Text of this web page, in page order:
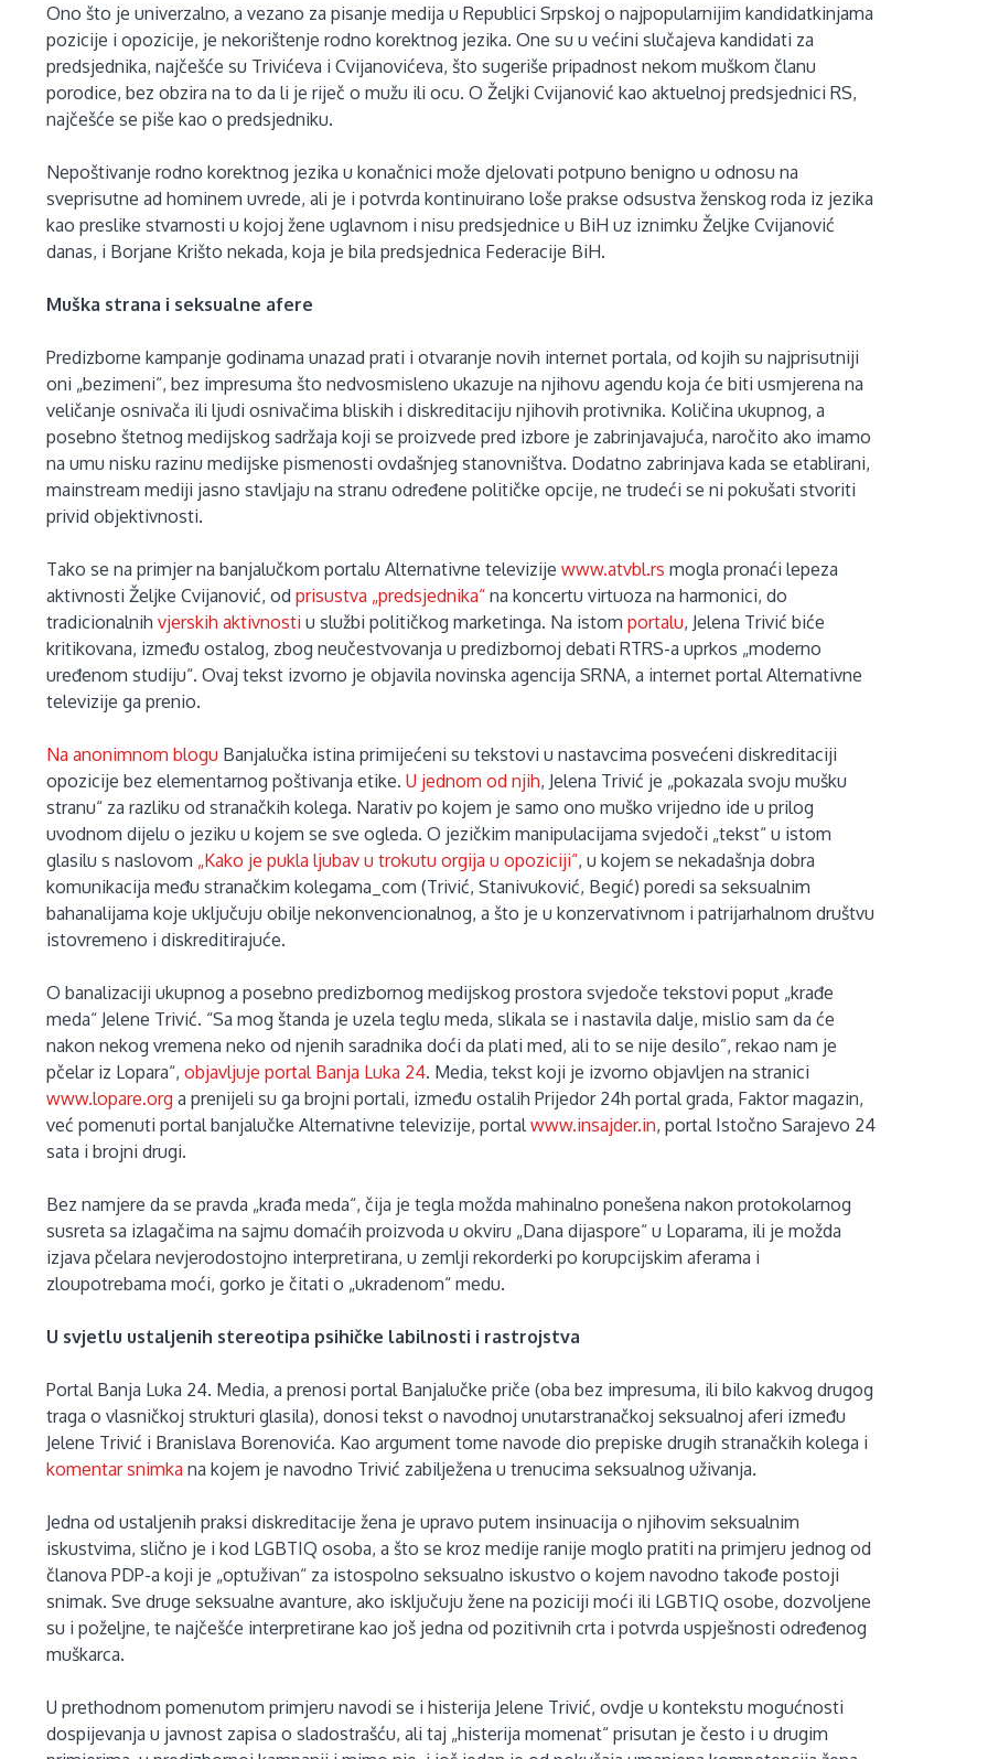
Ono što je univerzalno, a vezano za pisanje medija u Republici Srpskoj o najpopularnijim kandidatkinjama
pozicije i opozicije, je nekorištenje rodno korektnog jezika. One su u većini slučajeva kandidati za
predsjednika, najčešće su Trivićeva i Cvijanovićeva, što sugeriše pripadnost nekom muškom članu
porodice, bez obzira na to da li je riječ o mužu ili ocu. O Željki Cvijanović kao aktuelnoj predsjednici RS,
najčešće se piše kao o predsjedniku.
Nepoštivanje rodno korektnog jezika u konačnici može djelovati potpuno benigno u odnosu na
sveprisutne ad hominem uvrede, ali je i potvrda kontinuirano loše prakse odsustva ženskog roda iz jezika
kao preslike stvarnosti u kojoj žene uglavnom i nisu predsjednice u BiH uz iznimku Željke Cvijanović
danas, i Borjane Krišto nekada, koja je bila predsjednica Federacije BiH.
Muška strana i seksualne afere
Predizborne kampanje godinama unazad prati i otvaranje novih internet portala, od kojih su najprisutniji
oni „bezimeni“, bez impresuma što nedvosmisleno ukazuje na njihovu agendu koja će biti usmjerena na
veličanje osnivača ili ljudi osnivačima bliskih i diskreditaciju njihovih protivnika. Količina ukupnog, a
posebno štetnog medijskog sadržaja koji se proizvede pred izbore je zabrinjavajuća, naročito ako imamo
na umu nisku razinu medijske pismenosti ovdašnjeg stanovništva. Dodatno zabrinjava kada se etablirani,
mainstream mediji jasno stavljaju na stranu određene političke opcije, ne trudeći se ni pokušati stvoriti
privid objektivnosti.
Tako se na primjer na banjalučkom portalu Alternativne televizijewww.atvbl.rs mogla pronaći lepeza
aktivnosti Željke Cvijanović, odprisustva „predsjednika“ na koncertu virtuoza na harmonici, do
tradicionalnihvjerskih aktivnosti u službi političkog marketinga. Na istomportalu, Jelena Trivić biće
kritikovana, između ostalog, zbog neučestvovanja u predizbornoj debati RTRS-a uprkos „moderno
uređenom studiju“. Ovaj tekst izvorno je objavila novinska agencija SRNA, a internet portal Alternativne
televizije ga prenio.
Na anonimnom blogu Banjalučka istina primijećeni su tekstovi u nastavcima posvećeni diskreditaciji
opozicije bez elementarnog poštivanja etike.U jednom od njih, Jelena Trivić je „pokazala svoju mušku
stranu“ za razliku od stranačkih kolega. Narativ po kojem je samo ono muško vrijedno ide u prilog
uvodnom dijelu o jeziku u kojem se sve ogleda. O jezičkim manipulacijama svjedoči „tekst“ u istom
glasilu s naslovom „Kako je pukla ljubav u trokutu orgija u opoziciji“, u kojem se nekadašnja dobra
komunikacija među stranačkim kolegama_com (Trivić, Stanivuković, Begić) poredi sa seksualnim
bahanalijama koje uključuju obilje nekonvencionalnog, a što je u konzervativnom i patrijarhalnom društvu
istovremeno i diskreditirajuće.
O banalizaciji ukupnog a posebno predizbornog medijskog prostora svjedoče tekstovi poput „krađe
meda“ Jelene Trivić. “Sa mog štanda je uzela teglu meda, slikala se i nastavila dalje, mislio sam da će
nakon nekog vremena neko od njenih saradnika doći da plati med, ali to se nije desilo”, rekao nam je
pčelar iz Lopara“,objavljuje portal Banja Luka 24. Media, tekst koji je izvorno objavljen na stranici
www.lopare.org a prenijeli su ga brojni portali, između ostalih Prijedor 24h portal grada, Faktor magazin,
već pomenuti portal banjalučke Alternativne televizije, portalwww.insajder.in, portal Istočno Sarajevo 24
sata i brojni drugi.
Bez namjere da se pravda „krađa meda“, čija je tegla možda mahinalno ponešena nakon protokolarnog
susreta sa izlagačima na sajmu domaćih proizvoda u okviru „Dana dijaspore“ u Loparama, ili je možda
izjava pčelara nevjerodostojno interpretirana, u zemlji rekorderki po korupcijskim aferama i
zloupotrebama moći, gorko je čitati o „ukradenom“ medu.
U svjetlu ustaljenih stereotipa psihičke labilnosti i rastrojstva
Portal Banja Luka 24. Media, a prenosi portal Banjalučke priče (oba bez impresuma, ili bilo kakvog drugog
traga o vlasničkoj strukturi glasila), donosi tekst o navodnoj unutarstranačkoj seksualnoj aferi između
Jelene Trivić i Branislava Borenovića. Kao argument tome navode dio prepiske drugih stranačkih kolega i
komentar snimka na kojem je navodno Trivić zabilježena u trenucima seksualnog uživanja.
Jedna od ustaljenih praksi diskreditacije žena je upravo putem insinuacija o njihovim seksualnim
iskustvima, slično je i kod LGBTIQ osoba, a što se kroz medije ranije moglo pratiti na primjeru jednog od
članova PDP-a koji je „optuživan“ za istospolno seksualno iskustvo o kojem navodno takođe postoji
snimak. Sve druge seksualne avanture, ako isključuju žene na poziciji moći ili LGBTIQ osobe, dozvoljene
su i poželjne, te najčešće interpretirane kao još jedna od pozitivnih crta i potvrda uspješnosti određenog
muškarca.
U prethodnom pomenutom primjeru navodi se i histerija Jelene Trivić, ovdje u kontekstu mogućnosti
dospijevanja u javnost zapisa o sladostrašću, ali taj „histerija momenat“ prisutan je često i u drugim